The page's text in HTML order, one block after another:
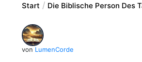
Start Die Biblische Person Des
von LumenCorde